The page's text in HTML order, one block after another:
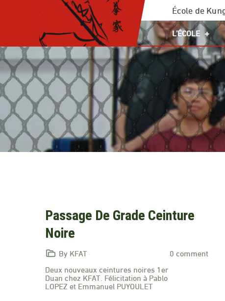
École de
L’ÉCOLE
Passage De Grade Ceinture
Noire
By KFAT
0 comment
Deux nouveaux ceintures noires 1er
Duan chez KFAT. Félicitation à Pablo
LOPEZ et Emmanuel PUYOULET